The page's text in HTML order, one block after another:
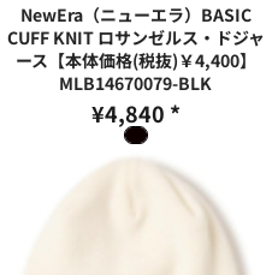
NewEra（ニューエラ）BASIC
CUFF KNIT ロサンゼルス・ドジャ
ース【本体価格(税抜)￥4,400】
MLB14670079-BLK
¥4,840 *